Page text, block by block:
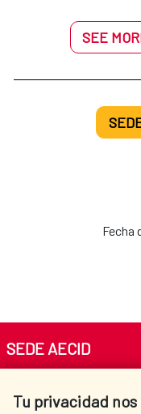
SEE
Fecha
Tu privacidad
SEDE AECID
Tel. +34 900 20 30 54​​​​​​​